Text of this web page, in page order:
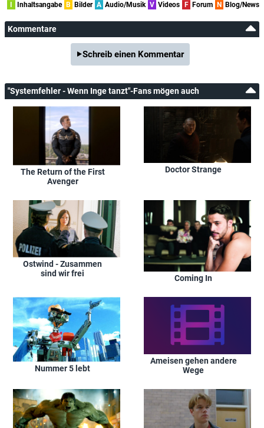
Inhaltsangabe B Bilder A Audio/Musik V Videos F Forum N Blog/News
Kommentare
Schreib einen Kommentar
"Systemfehler - Wenn Inge tanzt"-Fans mögen auch
The Return of the First
Avenger
Doctor Strange
Ostwind - Zusammen
sind wir frei
Coming In
Nummer 5 lebt
Ameisen gehen andere
Wege